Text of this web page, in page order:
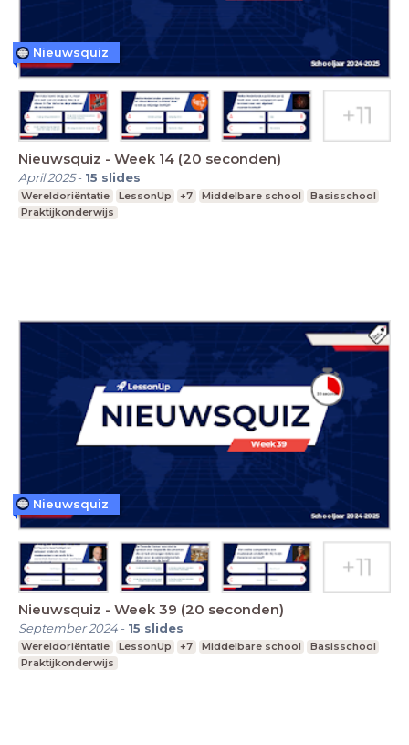
Nieuwsquiz - Week 14 (20 seconden)
April 2025- 15 slides
Wereldoriëntatie LessonUp +7 Middelbare school
Basisschool
Praktijkonderwijs
Nieuwsquiz
Nieuwsquiz - Week 39 (20 seconden)
September 2024- 15 slides
Wereldoriëntatie LessonUp +7 Middelbare school
Basisschool
Praktijkonderwijs
Nieuwsquiz